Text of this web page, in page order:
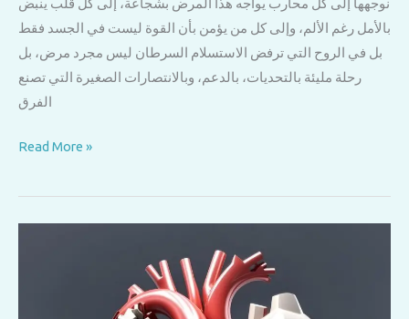
بالأمل رغم الألم، وإلى كل من يؤمن بأن القوة ليست في الجسد فقط
بل في الروح التي ترفض الاستسلام السرطان ليس مجرد مرض، بل
رحلة مليئة بالتحديات، بالدعم، وبالانتصارات الصغيرة التي تصنع
الفرق
اليوم
للسرطان:
Read More »